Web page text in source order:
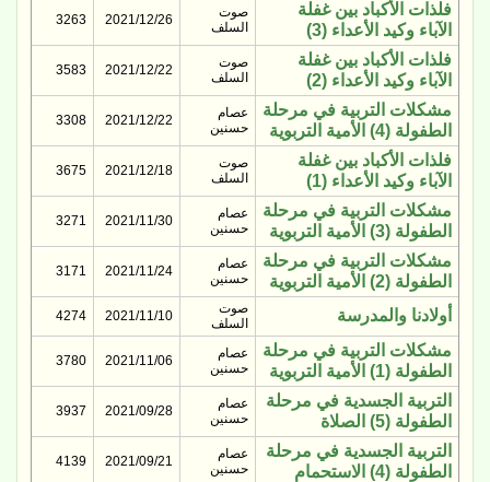
فلذات الأكباد بين غفلة
الآباء وكيد الأعداء (3)
صوت
السلف
2021/12/26
3263
فلذات الأكباد بين غفلة
الآباء وكيد الأعداء (2)
صوت
السلف
2021/12/22
3583
مشكلات التربية في مرحلة
الطفولة (4) الأمية التربوية
عصام
حسنين
2021/12/22
3308
فلذات الأكباد بين غفلة
الآباء وكيد الأعداء (1)
صوت
السلف
2021/12/18
3675
مشكلات التربية في مرحلة
الطفولة (3) الأمية التربوية
عصام
حسنين
2021/11/30
3271
مشكلات التربية في مرحلة
الطفولة (2) الأمية التربوية
عصام
حسنين
2021/11/24
3171
أولادنا والمدرسة
صوت
السلف
2021/11/10
4274
مشكلات التربية في مرحلة
الطفولة (1) الأمية التربوية
عصام
حسنين
2021/11/06
3780
التربية الجسدية في مرحلة
الطفولة (5) الصلاة
عصام
حسنين
2021/09/28
3937
التربية الجسدية في مرحلة
الطفولة (4) الاستحمام
عصام
حسنين
2021/09/21
4139